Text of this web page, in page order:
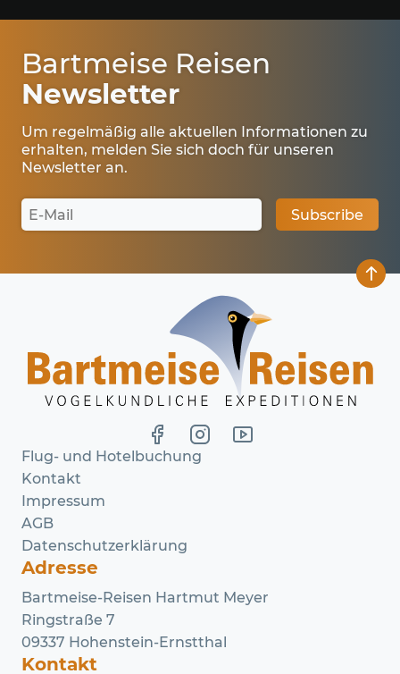
Bartmeise Reisen
Newsletter
Um regelmäßig alle aktuellen Informationen zu
erhalten, melden Sie sich doch für unseren
Newsletter an.
Flug- und Hotelbuchung
Kontakt
Impressum
AGB
Datenschutzerklärung
Adresse
Bartmeise-Reisen Hartmut Meyer
Ringstraße 7
09337 Hohenstein-Ernstthal
Kontakt